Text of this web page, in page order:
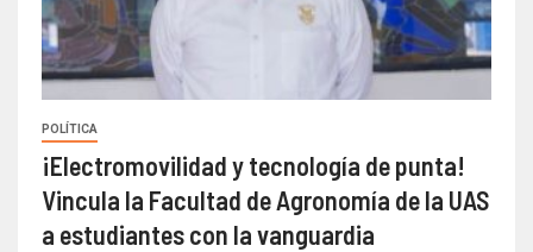
POLÍTICA
¡Electromovilidad y tecnología de punta!
Vincula la Facultad de Agronomía de la UAS
a estudiantes con la vanguardia